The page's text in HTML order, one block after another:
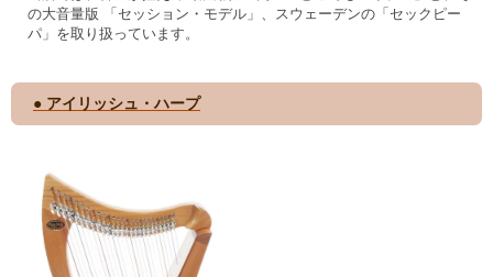
の大音量版 「セッション・モデル」、スウェーデンの「セックピー
パ」を取り扱っています。
● アイリッシュ・ハープ